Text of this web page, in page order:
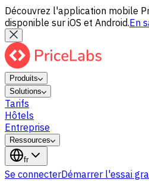
Découvrez l'application mobile
disponible sur iOS et Android.En
Produits
Solutions
Tarifs
Hôtels
Entreprise
Ressources
fr
Se connecterDémarrer l'essai